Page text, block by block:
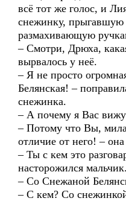
всё тот же голос, и
снежинку, прыгавшую
размахивающую
– Смотри, Дрюха,
вырвалось у неё.
– Я не просто
Белянская! –
снежинка.
– А почему я Вас
– Потому что Вы,
отличие от него! –
– Ты с кем это
насторожился мальчик.
– Со Снежаной
– С кем? Со